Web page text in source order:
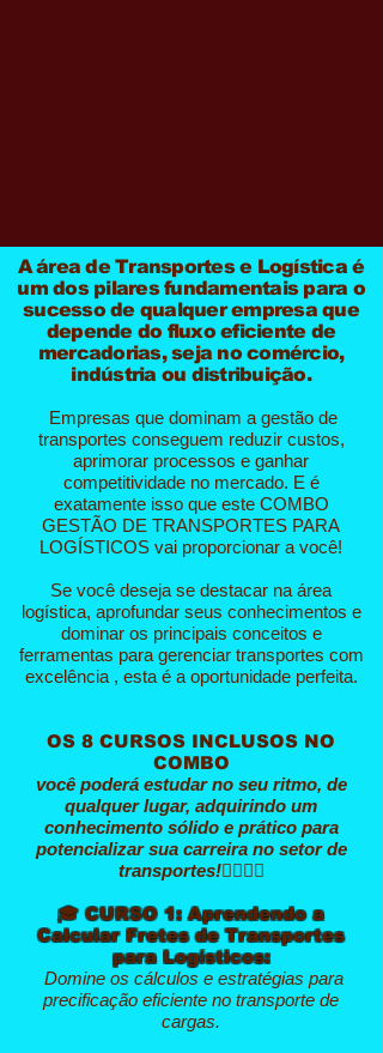
A área de Transportes e Logística é
um dos pilares fundamentais para o
sucesso de qualquer empresa que
depende do fluxo eficiente de
mercadorias, seja no comércio,
indústria ou distribuição.
Empresas que dominam a gestão de
transportes conseguem reduzir custos,
aprimorar processos e ganhar
competitividade no mercado. E é
exatamente isso que este COMBO
GESTÃO DE TRANSPORTES PARA
LOGÍSTICOS vai proporcionar a você!
Se você deseja se destacar na área
logística, aprofundar seus conhecimentos e
dominar os principais conceitos e
ferramentas para gerenciar transportes com
excelência , esta é a oportunidade perfeita.
OS 8 CURSOS INCLUSOS NO
COMBO
você poderá estudar no seu ritmo, de
qualquer lugar, adquirindo um
conhecimento sólido e prático para
potencializar sua carreira no setor de
transportes!👇🏻👇🏻
🎓CURSO 1: Aprendendo a
Calcular Fretes de Transportes
para Logísticos:
Domine os cálculos e estratégias para
precificação eficiente no transporte de
cargas.